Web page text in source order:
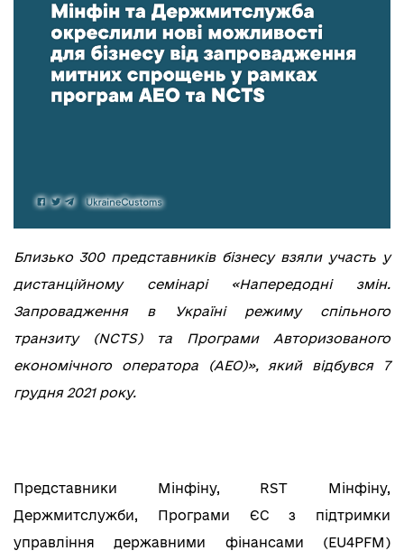
Близько 300 представників бізнесу взяли участь у
дистанційному семінарі «Напередодні змін.
Запровадження в Україні режиму спільного
транзиту (NCTS) та Програми Авторизованого
економічного оператора (АЕО)», який відбувся 7
грудня 2021 року.
Представники Мінфіну, RST Мінфіну,
Держмитслужби, Програми ЄС з підтримки
управління державними фінансами (EU4PFM)